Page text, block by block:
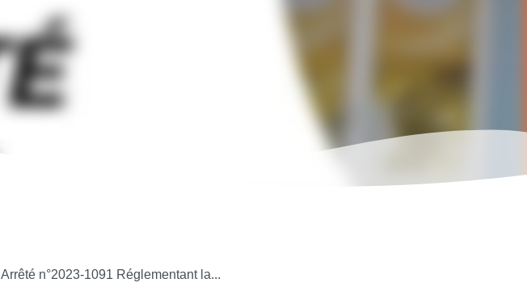
Arrêté n°2023-1091 Réglementant la...